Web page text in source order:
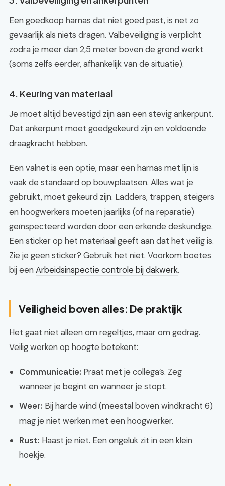
Een goedkoop harnas dat niet goed past, is net zo
gevaarlijk als niets dragen. Valbeveiliging is verplicht
zodra je meer dan 2,5 meter boven de grond werkt
(soms zelfs eerder, afhankelijk van de situatie).
4. Keuring van materiaal
Je moet altijd bevestigd zijn aan een stevig ankerpunt.
Dat ankerpunt moet goedgekeurd zijn en voldoende
draagkracht hebben.
Een valnet is een optie, maar een harnas met lijn is
vaak de standaard op bouwplaatsen. Alles wat je
gebruikt, moet gekeurd zijn. Ladders, trappen, steigers
en hoogwerkers moeten jaarlijks (of na reparatie)
geïnspecteerd worden door een erkende deskundige.
Een sticker op het materiaal geeft aan dat het veilig is.
Zie je geen sticker? Gebruik het niet. Voorkom boetes
bij eenArbeidsinspectie controle bij dakwerk.
Veiligheid boven alles: De praktijk
Het gaat niet alleen om regeltjes, maar om gedrag.
Veilig werken op hoogte betekent:
Communicatie: Praat met je collega’s. Zeg
wanneer je begint en wanneer je stopt.
Weer: Bij harde wind (meestal boven windkracht 6)
mag je niet werken met een hoogwerker.
Rust: Haast je niet. Een ongeluk zit in een klein
hoekje.